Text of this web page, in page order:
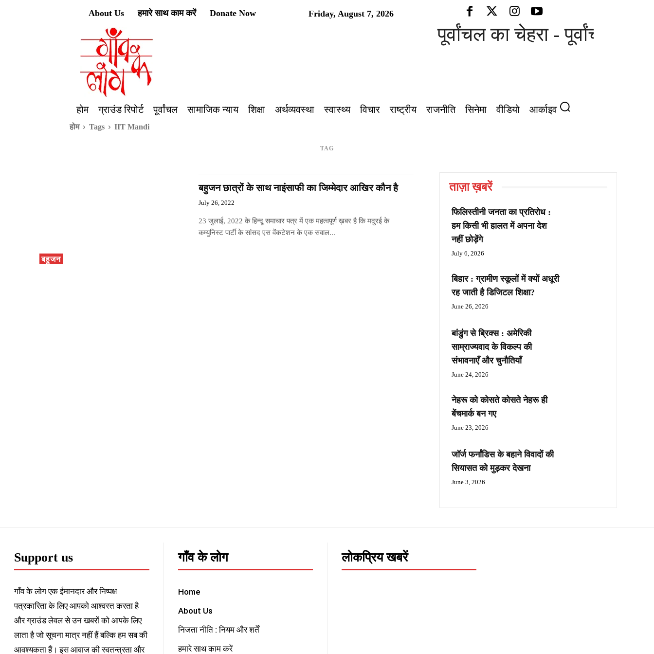
Friday, August 7, 2026
About Us हमारे साथ काम करें Donate Now
पूर्वांचल का चेहरा - पूर्वांचल की
होम ग्राउंड रिपोर्ट पूर्वांचल सामाजिक न्याय शिक्षा अर्थव्यवस्था स्वास्थ्य विचार राष्ट्रीय राजनीति सिनेमा वीडियो आर्काइव
होम Tags IIT Mandi
TAG
बहुजन
बहुजन छात्रों के साथ नाइंसाफी का जिम्मेदार आखिर कौन है
July 26, 2022
23 जुलाई, 2022 के हिन्दू समाचार पत्र में एक महत्वपूर्ण ख़बर है कि मदुरई के
कम्युनिस्ट पार्टी के सांसद एस वेंकटेशन के एक सवाल...
ताज़ा ख़बरें
फिलिस्तीनी जनता का प्रतिरोध :
हम किसी भी हालत में अपना देश
नहीं छोड़ेंगे
July 6, 2026
बिहार : ग्रामीण स्कूलों में क्यों अधूरी
रह जाती है डिजिटल शिक्षा?
June 26, 2026
बांडुंग से ब्रिक्स : अमेरिकी
साम्राज्यवाद के विकल्प की
संभावनाएँ और चुनौतियाँ
June 24, 2026
नेहरू को कोसते कोसते नेहरू ही
बेंचमार्क बन गए
June 23, 2026
जॉर्ज फर्नांडिस के बहाने विवादों की
सियासत को मुड़कर देखना
June 3, 2026
Support us
गाँव के लोग एक ईमानदार और निष्पक्ष
पत्रकारिता के लिए आपको आश्वस्त करता है
और ग्राउंड लेवल से उन खबरों को आपके लिए
लाता है जो सूचना मात्र नहीं हैं बल्कि हम सब की
आवश्यकता हैं। इस आवाज की स्वतन्त्रता और
गाँव के लोग
Home
About Us
निजता नीति : नियम और शर्तें
हमारे साथ काम करें
लोकप्रिय खबरें